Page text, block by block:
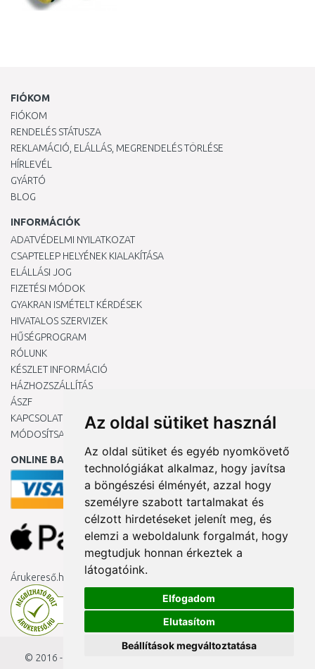
Az oldal sütiket használ
Az oldal sütiket és egyéb nyomkövető
technológiákat alkalmaz, hogy javítsa
a böngészési élményét, azzal hogy
személyre szabott tartalmakat és
célzott hirdetéseket jelenít meg, és
elemzi a weboldalunk forgalmát, hogy
megtudjuk honnan érkeztek a
látogatóink.
Elfogadom
Elutasítom
Beállítások megváltoztatása
FIÓKOM
FIÓKOM
RENDELÉS STÁTUSZA
REKLAMÁCIÓ, ELÁLLÁS, MEGRENDELÉS TÖRLÉSE
HÍRLEVÉL
GYÁRTÓ
BLOG
INFORMÁCIÓK
ADATVÉDELMI NYILATKOZAT
CSAPTELEP HELYÉNEK KIALAKÍTÁSA
ELÁLLÁSI JOG
FIZETÉSI MÓDOK
GYAKRAN ISMÉTELT KÉRDÉSEK
HIVATALOS SZERVIZEK
HŰSÉGPROGRAM
RÓLUNK
KÉSZLET INFORMÁCIÓ
HÁZHOZSZÁLLÍTÁS
ÁSZF
KAPCSOLAT
MÓDOSÍTSA A COOKIE-BEÁLLÍTÁSAIMAT
ONLINE BANKKÁRTYÁVAL
Árukereső.hu
© 2016 - 2026